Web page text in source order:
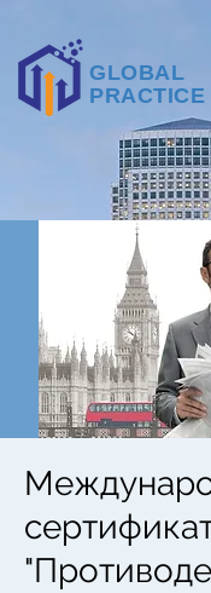
GLOBAL
PRACTICE